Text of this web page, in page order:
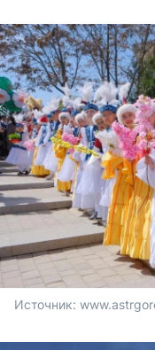
Источник: